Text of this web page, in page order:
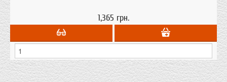
1,365 грн.